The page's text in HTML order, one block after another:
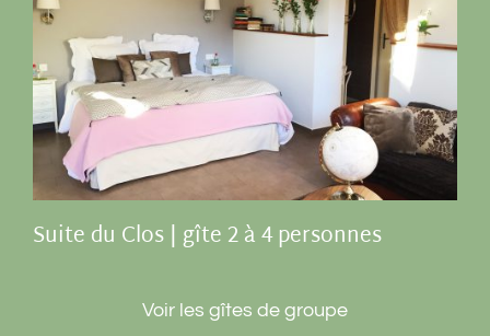
Suite du Clos | gîte 2 à 4 personnes
Voir les gîtes de groupe